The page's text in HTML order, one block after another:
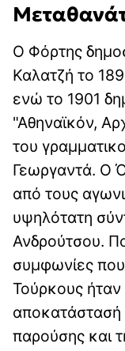
Ο Φόρτης
Καλατζή το
ενώ το 1901
"Αθηναϊκόν,
του
Γεωργαντά. Ο
από τους
υψηλότατη
Ανδρούτσου.
συμφωνίες
Τούρκους ήταν
αποκατάστασή
παρούσης και